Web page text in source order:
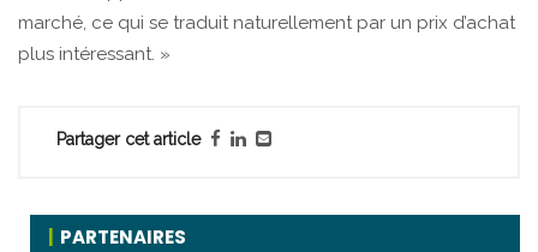
marché, ce qui se traduit naturellement par un prix d’achat
plus intéressant. »
Partager cet article
PARTENAIRES